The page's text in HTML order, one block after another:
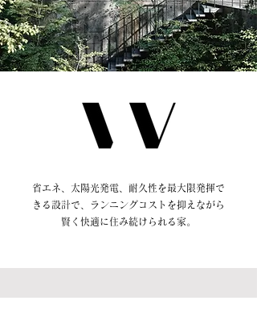
省エネ、太陽光発電、耐久性を最大限発揮で
きる設計で、ランニングコストを抑えながら
賢く快適に住み続けられる家。